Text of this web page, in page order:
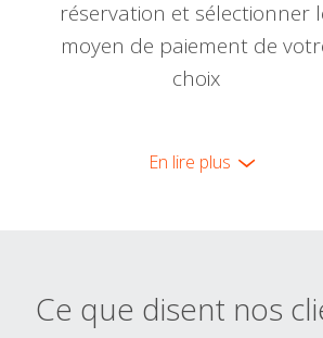
réservation et sélectionner
moyen de paiement de
choix
En lire plus
Ce que disent nos